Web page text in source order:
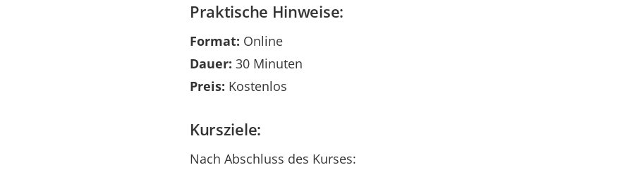
Praktische Hinweise:
Format: Online
Dauer: 30 Minuten
Preis: Kostenlos
Kursziele:
Nach Abschluss des Kurses: